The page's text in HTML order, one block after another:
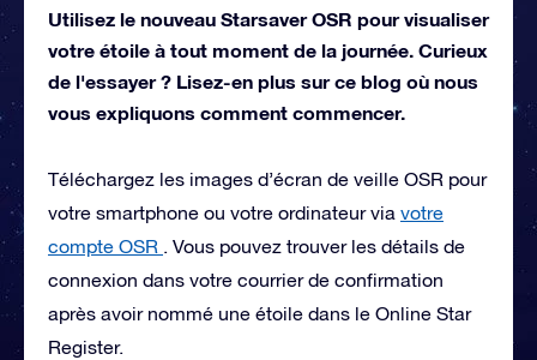
Utilisez le nouveau Starsaver OSR pour visualiser
votre étoile à tout moment de la journée. Curieux
de l'essayer ? Lisez-en plus sur ce blog où nous
vous expliquons comment commencer.
Téléchargez les images d’écran de veille OSR pour
votre smartphone ou votre ordinateur via votre
compte OSR . Vous pouvez trouver les détails de
connexion dans votre courrier de confirmation
après avoir nommé une étoile dans le Online Star
Register.